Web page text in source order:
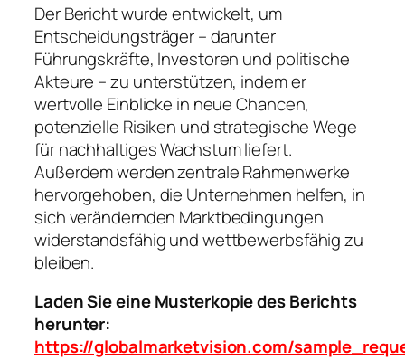
Der Bericht wurde entwickelt, um
Entscheidungsträger – darunter
Führungskräfte, Investoren und politische
Akteure – zu unterstützen, indem er
wertvolle Einblicke in neue Chancen,
potenzielle Risiken und strategische Wege
für nachhaltiges Wachstum liefert.
Außerdem werden zentrale Rahmenwerke
hervorgehoben, die Unternehmen helfen, in
sich verändernden Marktbedingungen
widerstandsfähig und wettbewerbsfähig zu
bleiben.
Laden Sie eine Musterkopie des Berichts
herunter:
https://globalmarketvision.com/